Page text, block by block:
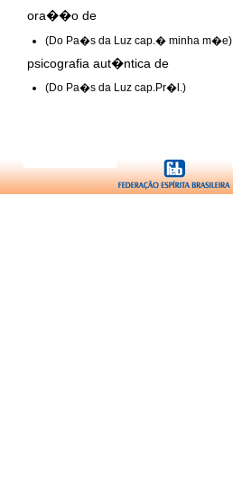
ora��o de
(Do Pa�s da Luz cap.� minha m�e)
psicografia aut�ntica de
(Do Pa�s da Luz cap.Pr�l.)